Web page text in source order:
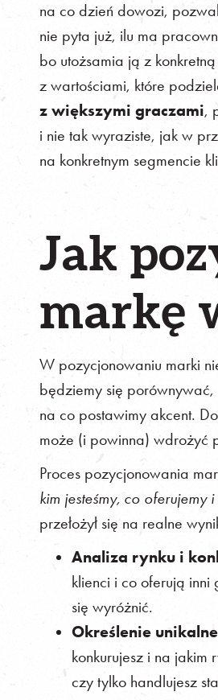
na co dzień dowozi,
nie pyta już, ilu ma
bo utożsamia ją z
z wartościami, które
z większymi graczami,
i nie tak wyraziste, jak w
na konkretnym segmencie
Jak
markę
W pozycjonowaniu marki
będziemy się
na co postawimy akcent.
może (i powinna) wdrożyć
Proces pozycjonowania
kim jesteśmy, co
przełożył się na realne
Analiza rynku i
klienci i co oferują inni
się wyróżnić.
Określenie
konkurujesz i na jakim
czy tylko handlujesz